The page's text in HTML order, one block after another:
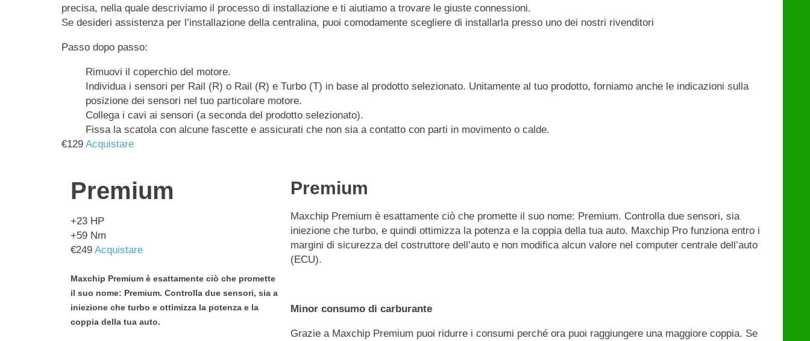
precisa, nella quale descriviamo il processo di installazione e ti aiutiamo a trovare le giuste connessioni.
Se desideri assistenza per l’installazione della centralina, puoi comodamente scegliere di installarla presso uno dei nostri rivenditori
Passo dopo passo:
Rimuovi il coperchio del motore.
Individua i sensori per Rail (R) o Rail (R) e Turbo (T) in base al prodotto selezionato. Unitamente al tuo prodotto, forniamo anche le indicazioni sulla
posizione dei sensori nel tuo particolare motore.
Collega i cavi ai sensori (a seconda del prodotto selezionato).
Fissa la scatola con alcune fascette e assicurati che non sia a contatto con parti in movimento o calde.
€129 Acquistare
Premium
+23 HP
+59 Nm
€249 Acquistare
Maxchip Premium è esattamente ciò che promette
il suo nome: Premium. Controlla due sensori, sia a
iniezione che turbo e ottimizza la potenza e la
coppia della tua auto.
Premium
Maxchip Premium è esattamente ciò che promette il suo nome: Premium. Controlla due sensori, sia
iniezione che turbo, e quindi ottimizza la potenza e la coppia della tua auto. Maxchip Pro funziona entro i
margini di sicurezza del costruttore dell’auto e non modifica alcun valore nel computer centrale dell’auto
(ECU).
Minor consumo di carburante
Grazie a Maxchip Premium puoi ridurre i consumi perché ora puoi raggiungere una maggiore coppia. Se